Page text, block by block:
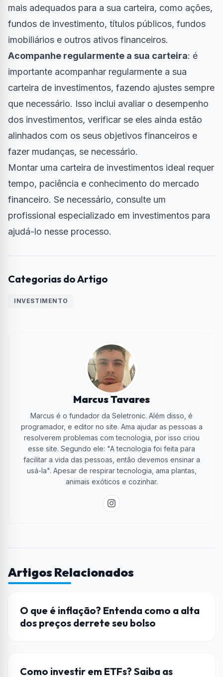
mais adequados para a sua carteira, como ações,
fundos de investimento, títulos públicos, fundos
imobiliários e outros ativos financeiros.
Acompanhe regularmente a sua carteira: é
importante acompanhar regularmente a sua
carteira de investimentos, fazendo ajustes sempre
que necessário. Isso inclui avaliar o desempenho
dos investimentos, verificar se eles ainda estão
alinhados com os seus objetivos financeiros e
fazer mudanças, se necessário.
Montar uma carteira de investimentos ideal requer
tempo, paciência e conhecimento do mercado
financeiro. Se necessário, consulte um
profissional especializado em investimentos para
ajudá-lo nesse processo.
Categorias do Artigo
INVESTIMENTO
Marcus Tavares
Marcus é o fundador da Seletronic. Além disso, é
programador, e editor no site. Ama ajudar as pessoas a
resolverem problemas com tecnologia, por isso criou
esse site. Segundo ele: "A tecnologia foi feita para
facilitar a vida das pessoas, então devemos ensinar a
usá-la". Apesar de respirar tecnologia, ama plantas,
animais exóticos e cozinhar.
Artigos Relacionados
ENCOMIA
O que é inflação? Entenda como a alta
dos preços derrete seu bolso
DICAS
Como investir em ETFs? Saiba as